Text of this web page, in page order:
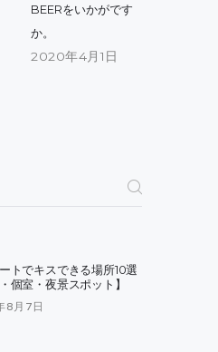
BEERをいかがです
か。
2020年4月1日
トでキスできる場所10選
・個室・夜景スポット】
8月7日